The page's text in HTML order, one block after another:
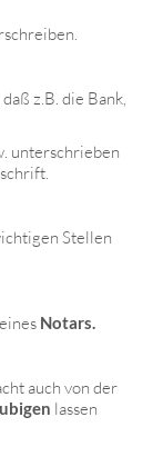
z.B. die Bank,
unterschrieben
Stellen
Notars.
auch von der
lassen